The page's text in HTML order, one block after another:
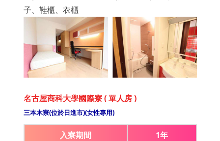
子、鞋櫃、衣櫃
名古屋商科大學國際寮 ( 單人房 )
三本木寮(位於日進市)(女性專用)
入寮期間 1年